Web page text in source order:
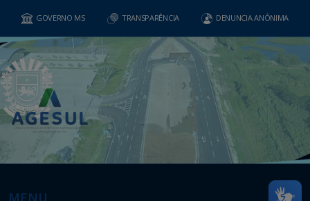
GOVERNO MS TRANSPARÊNCIA DENUNCIA ANÔNIMA
MENU